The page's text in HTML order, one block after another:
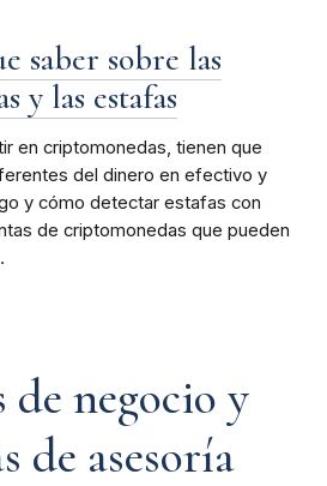
saber sobre las
y las estafas
en criptomonedas, tienen que
del dinero en efectivo y
y cómo detectar estafas con
de criptomonedas que pueden
de negocio y
de asesoría